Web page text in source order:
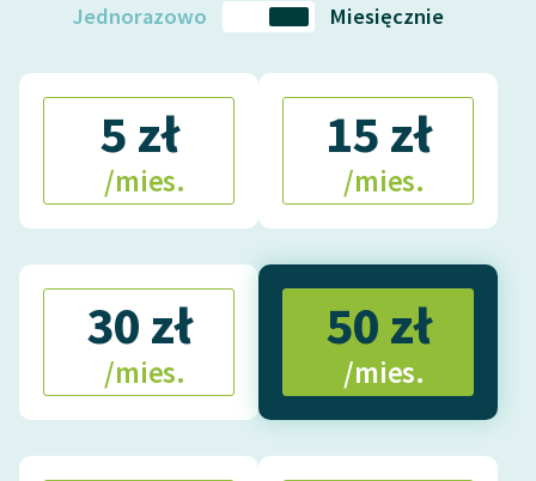
Jednorazowo Miesięcznie
5 zł
/mies.
15 zł
/mies.
30 zł
/mies.
50 zł
/mies.